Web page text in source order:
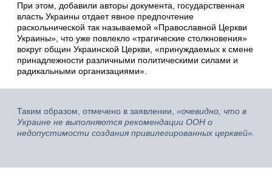
При этом, добавили авторы документа, государственная
власть Украины отдает явное предпочтение
раскольнической так называемой «Православной Церкви
Украины», что уже повлекло «трагические столкновения»
вокруг общин Украинской Церкви, «принуждаемых к смене
принадлежности различными политическими силами и
радикальными организациями».
Таким образом, отмечено в заявлении, «очевидно, что в
Украине не выполняются рекомендации ООН о
недопустимости создания привилегированных церквей».